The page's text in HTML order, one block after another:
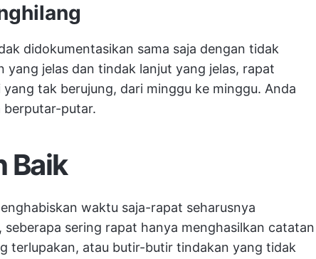
didokumentasikan sama saja dengan tidak
yang jelas dan tindak lanjut yang jelas, rapat
tak berujung, dari minggu ke minggu. Anda
berputar-putar.
Baik
waktu saja-rapat seharusnya
seberapa sering rapat hanya menghasilkan catatan
terlupakan, atau butir-butir tindakan yang tidak